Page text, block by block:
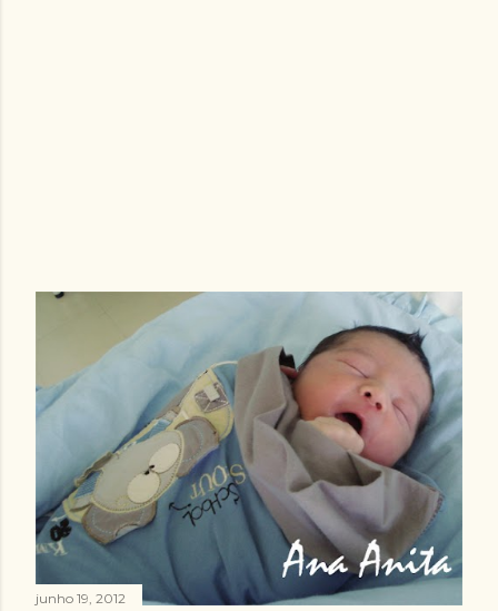
junho 19, 2012